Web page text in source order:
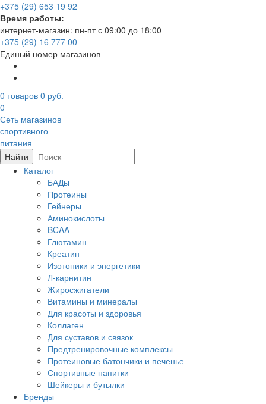
+375 (29) 653 19 92
Время работы:
интернет-магазин: пн-пт с 09:00 до 18:00
+375 (29) 16 777 00
Единый номер магазинов
0 товаров 0 руб.
0
Сеть магазинов
спортивного
питания
Найти
Каталог
БАДы
Протеины
Гейнеры
Аминокислоты
BCAA
Глютамин
Креатин
Изотоники и энергетики
Л-карнитин
Жиросжигатели
Витамины и минералы
Для красоты и здоровья
Коллаген
Для суставов и связок
Предтренировочные комплексы
Протеиновые батончики и печенье
Спортивные напитки
Шейкеры и бутылки
Бренды